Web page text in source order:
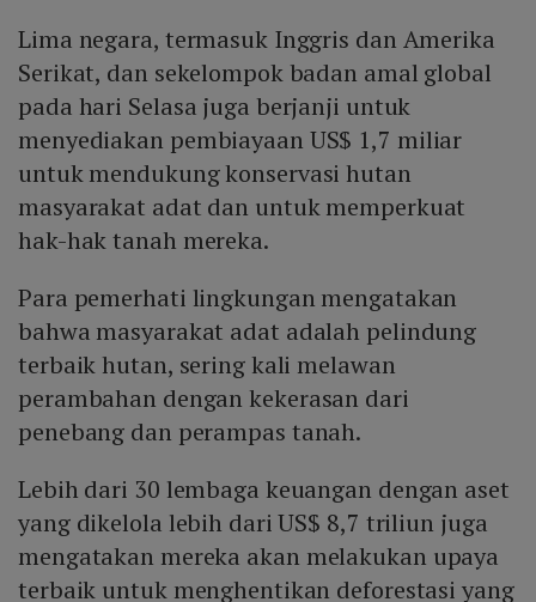
Lima negara, termasuk Inggris dan Amerika
Serikat, dan sekelompok badan amal global
pada hari Selasa juga berjanji untuk
menyediakan pembiayaan US$ 1,7 miliar
untuk mendukung konservasi hutan
masyarakat adat dan untuk memperkuat
hak-hak tanah mereka.
Para pemerhati lingkungan mengatakan
bahwa masyarakat adat adalah pelindung
terbaik hutan, sering kali melawan
perambahan dengan kekerasan dari
penebang dan perampas tanah.
Lebih dari 30 lembaga keuangan dengan aset
yang dikelola lebih dari US$ 8,7 triliun juga
mengatakan mereka akan melakukan upaya
terbaik untuk menghentikan deforestasi yang